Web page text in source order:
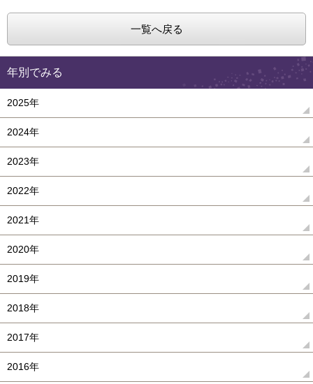
一覧へ戻る
年別でみる
2025年
2024年
2023年
2022年
2021年
2020年
2019年
2018年
2017年
2016年